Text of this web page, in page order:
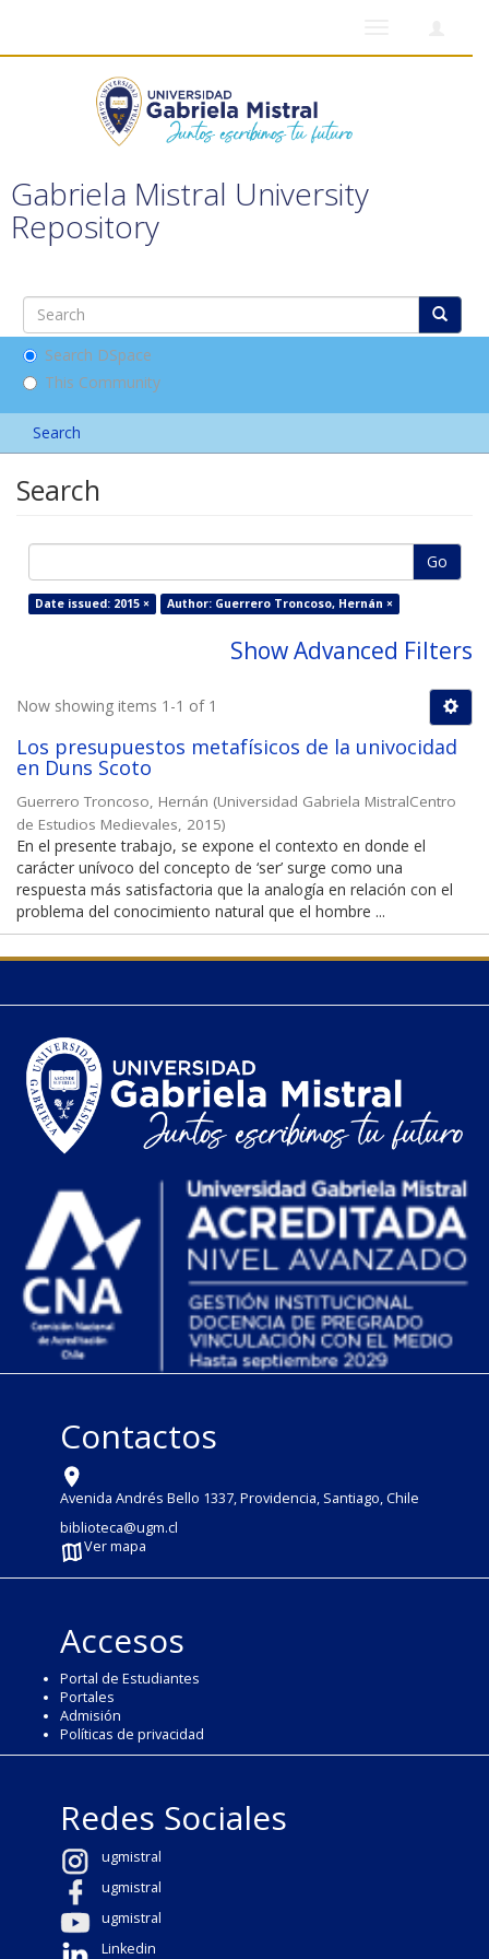
Gabriela Mistral University
Repository
Search DSpace
This Community
Search
Search
Go
Date issued: 2015 × Author: Guerrero Troncoso, Hernán ×
Show Advanced Filters
Now showing items 1-1 of 1
Los presupuestos metafísicos de la univocidad
en Duns Scoto
Guerrero Troncoso, Hernán (Universidad Gabriela MistralCentro
de Estudios Medievales, 2015)
En el presente trabajo, se expone el contexto en donde el
carácter unívoco del concepto de ‘ser’ surge como una
respuesta más satisfactoria que la analogía en relación con el
problema del conocimiento natural que el hombre ...
Contactos
Avenida Andrés Bello 1337, Providencia, Santiago, Chile
biblioteca@ugm.cl
Ver mapa
Accesos
Portal de Estudiantes
Portales
Admisión
Políticas de privacidad
Redes Sociales
ugmistral
ugmistral
ugmistral
Linkedin